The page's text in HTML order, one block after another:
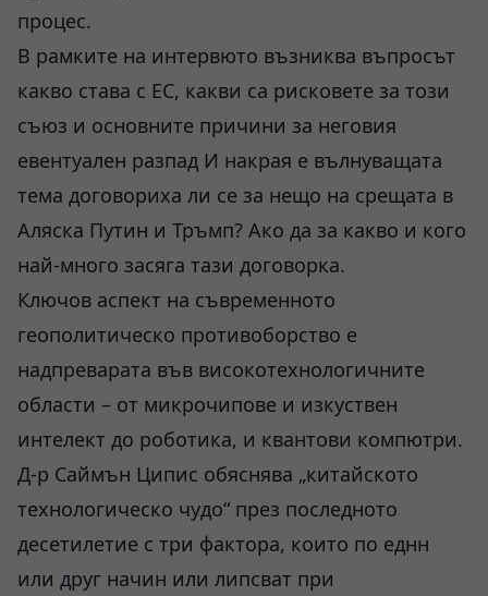
процес.
В рамките на интервюто възниква въпросът
какво става с ЕС, какви са рисковете за този
съюз и основните причини за неговия
евентуален разпад И накрая е вълнуващата
тема договориха ли се за нещо на срещата в
Аляска Путин и Тръмп? Ако да за какво и кого
най-много засяга тази договорка.
Ключов аспект на съвременното
геополитическо противоборство е
надпреварата във високотехнологичните
области – от микрочипове и изкуствен
интелект до роботика, и квантови компютри.
Д-р Саймън Ципис обяснява „китайското
технологическо чудо“ през последното
десетилетие с три фактора, които по еднн
или друг начин или липсват при